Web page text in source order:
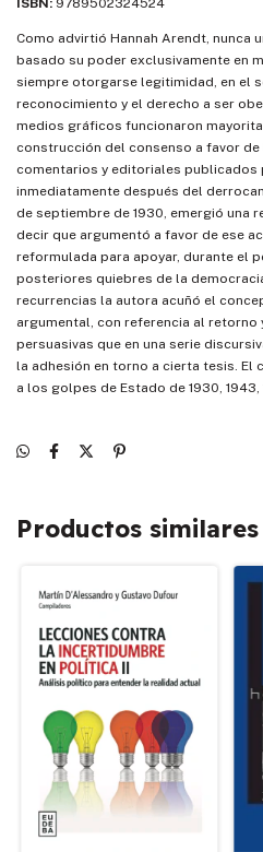
ISBN: 9789502324524
Como advirtió Hannah Arendt, nunca
basado su poder exclusivamente en
siempre otorgarse legitimidad, en el
reconocimiento y el derecho a ser
medios gráficos funcionaron
construcción del consenso a favor
comentarios y editoriales publicados
inmediatamente después del
de septiembre de 1930, emergió una
decir que argumentó a favor de ese
reformulada para apoyar, durante el
posteriores quiebres de la
recurrencias la autora acuñó el
argumental, con referencia al
persuasivas que en una serie
la adhesión en torno a cierta tesis. El
a los golpes de Estado de 1930, 1943,
Productos similares